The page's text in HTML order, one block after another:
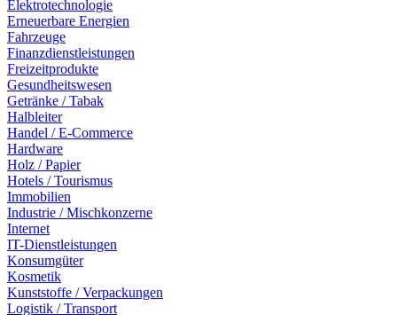
Elektrotechnologie
Erneuerbare Energien
Fahrzeuge
Finanzdienstleistungen
Freizeitprodukte
Gesundheitswesen
Getränke / Tabak
Halbleiter
Handel / E-Commerce
Hardware
Holz / Papier
Hotels / Tourismus
Immobilien
Industrie / Mischkonzerne
Internet
IT-Dienstleistungen
Konsumgüter
Kosmetik
Kunststoffe / Verpackungen
Logistik / Transport